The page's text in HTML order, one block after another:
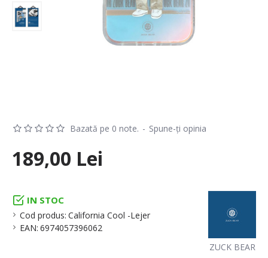
IN STOC
Cod produs: California Cool -Lejer
EAN: 6974057396062
ZUCK BEAR
Bazată pe 0 note. - Spune-ţi opinia
189,00 Lei